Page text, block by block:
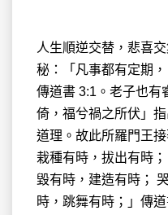
人生順逆交替，悲喜
秘：「凡事都有定期
傳道書 3:1。老子也有
倚，福兮禍之所伏」
道理。故此所羅門王
栽種有時，拔出有時
毀有時，建造有時；
時，跳舞有時；」傳